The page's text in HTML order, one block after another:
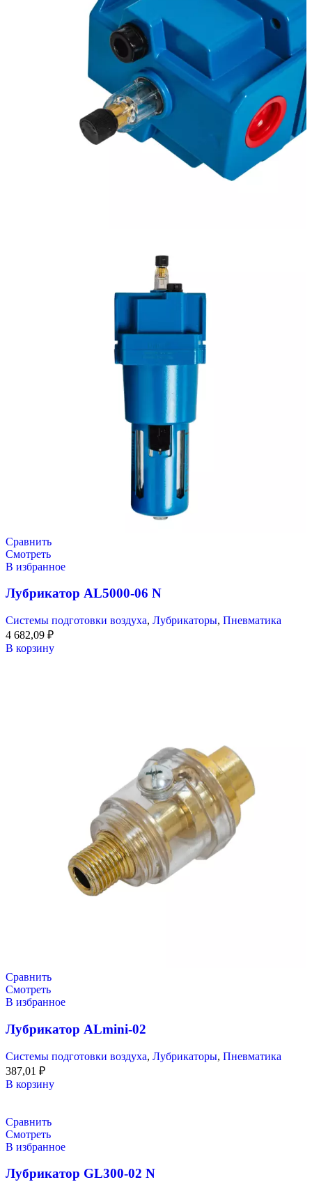
Сравнить
Смотреть
В избранное
Лубрикатор AL5000-06 N
Системы подготовки воздуха, Лубрикаторы, Пневматика
4 682,09 ₽
В корзину
Сравнить
Смотреть
В избранное
Лубрикатор ALmini-02
Системы подготовки воздуха, Лубрикаторы, Пневматика
387,01 ₽
В корзину
Сравнить
Смотреть
В избранное
Лубрикатор GL300-02 N